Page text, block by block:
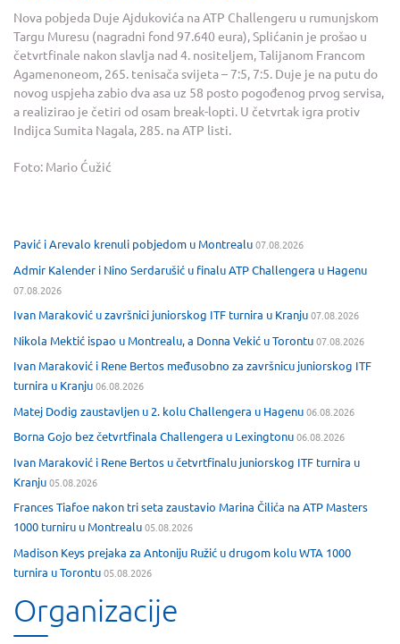
Nova pobjeda Duje Ajdukovića na ATP Challengeru u rumunjskom
Targu Muresu (nagradni fond 97.640 eura), Splićanin je prošao u
četvrtfinale nakon slavlja nad 4. nositeljem, Talijanom Francom
Agamenoneom, 265. tenisača svijeta – 7:5, 7:5. Duje je na putu do
novog uspjeha zabio dva asa uz 58 posto pogođenog prvog servisa,
a realizirao je četiri od osam break-lopti. U četvrtak igra protiv
Indijca Sumita Nagala, 285. na ATP listi.
Foto: Mario Ćužić
Pavić i Arevalo krenuli pobjedom u Montrealu07.08.2026
Admir Kalender i Nino Serdarušić u finalu ATP Challengera u Hagenu
07.08.2026
Ivan Maraković u završnici juniorskog ITF turnira u Kranju07.08.2026
Nikola Mektić ispao u Montrealu, a Donna Vekić u Torontu07.08.2026
Ivan Maraković i Rene Bertos međusobno za završnicu juniorskog ITF
turnira u Kranju06.08.2026
Matej Dodig zaustavljen u 2. kolu Challengera u Hagenu06.08.2026
Borna Gojo bez četvrtfinala Challengera u Lexingtonu06.08.2026
Ivan Maraković i Rene Bertos u četvrtfinalu juniorskog ITF turnira u
Kranju05.08.2026
Frances Tiafoe nakon tri seta zaustavio Marina Čilića na ATP Masters
1000 turniru u Montrealu05.08.2026
Madison Keys prejaka za Antoniju Ružić u drugom kolu WTA 1000
turnira u Torontu05.08.2026
Organizacije